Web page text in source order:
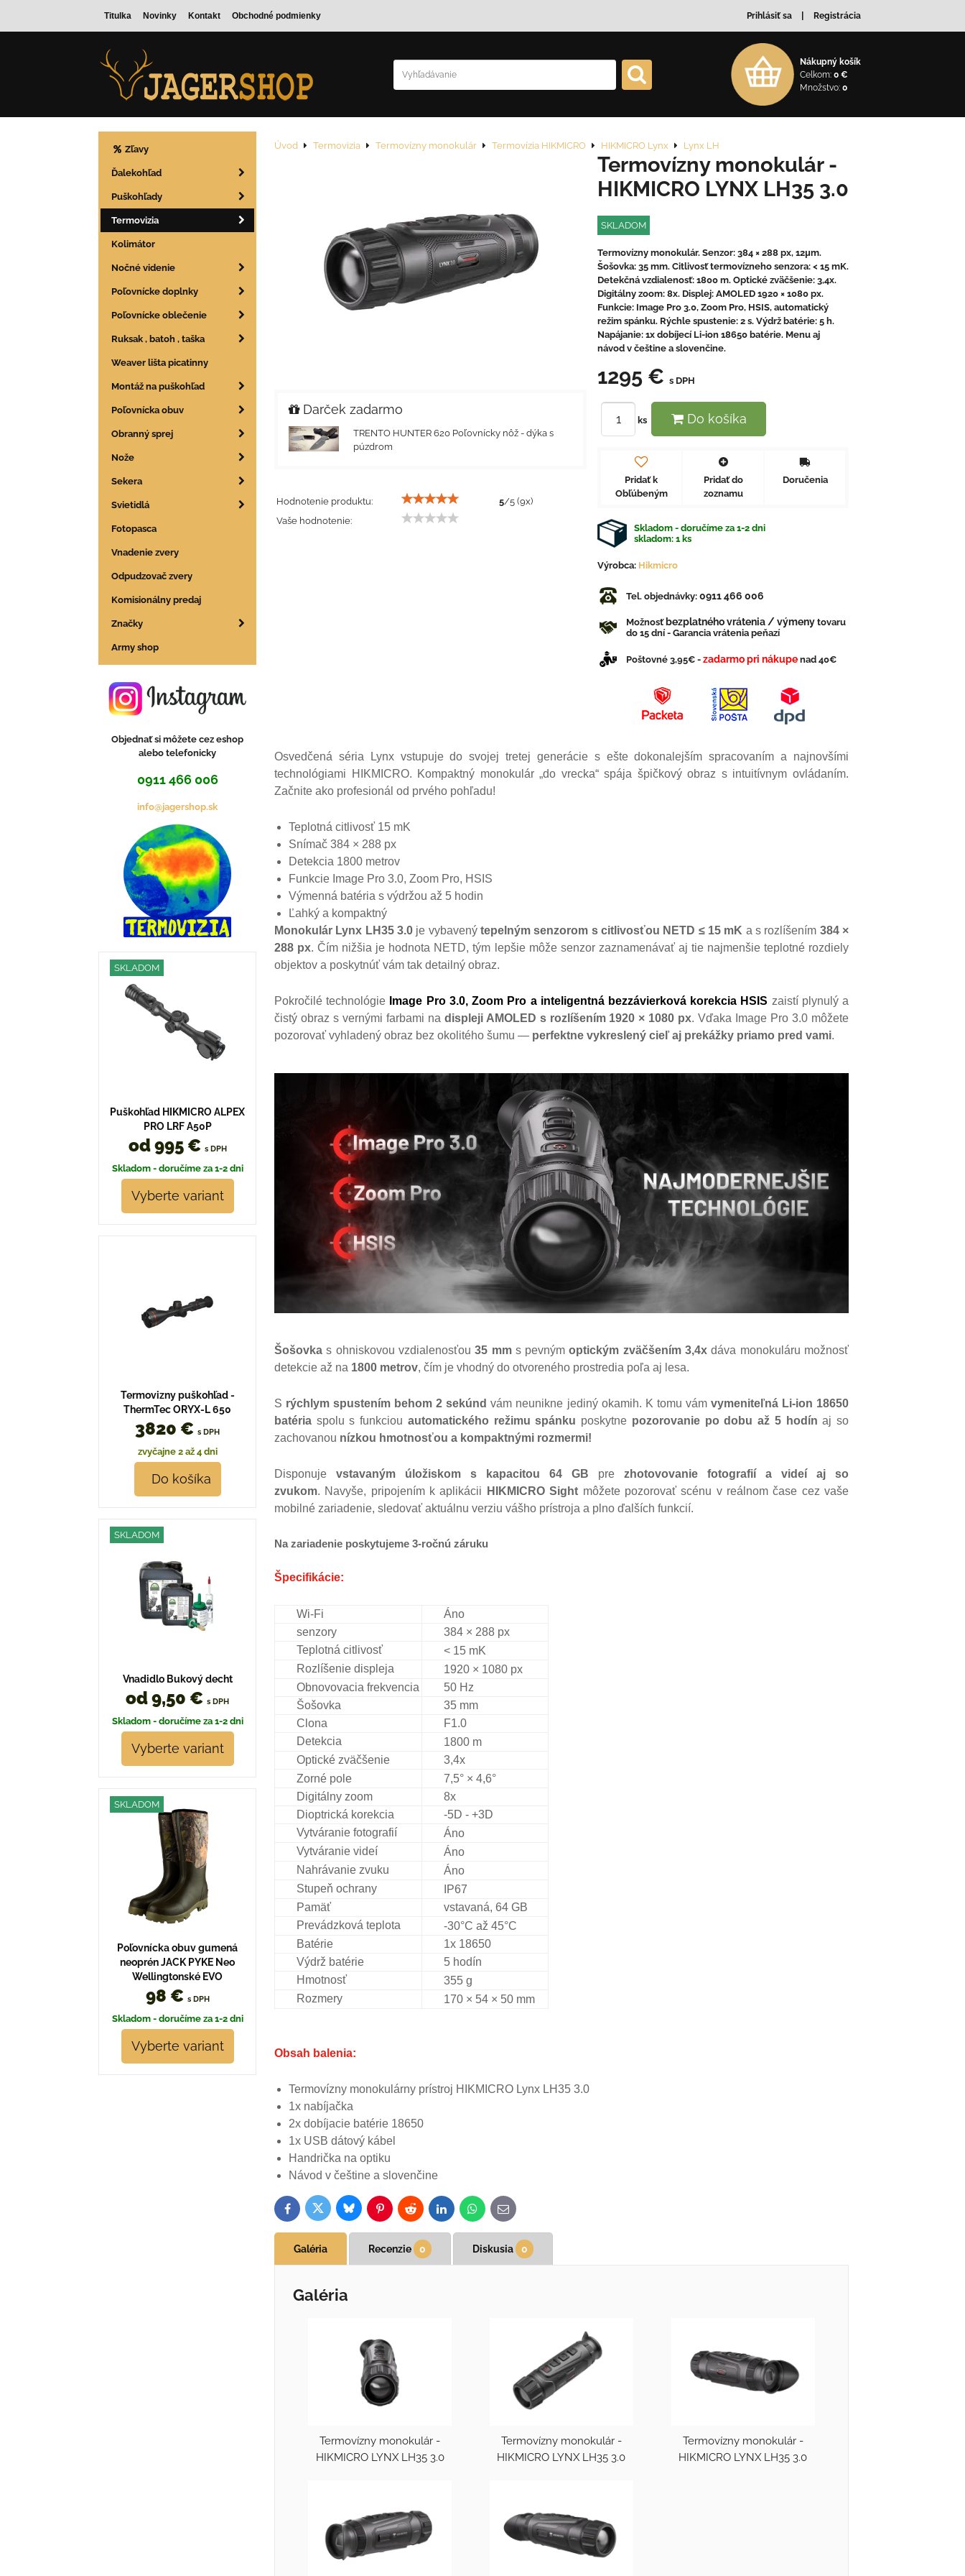
Titulka Novinky Kontakt Obchodné podmienky Prihlásiť sa Registrácia
Nákupný košík
Celkom: 0 €
Množstvo: 0
Úvod Termovizia Termovízny monokulár Termovízia HIKMICRO HIKMICRO Lynx Lynx LH
Darček zadarmo
TRENTO HUNTER 620 Poľovnícky nôž - dýka s
púzdrom
Hodnotenie produktu: 5/5 (9x)
Vaše hodnotenie:
Termovízny monokulár -
HIKMICRO LYNX LH35 3.0
SKLADOM
Termovízny monokulár. Senzor: 384 × 288 px, 12μm.
Šošovka: 35 mm. Citlivosť termovízneho senzora: < 15 mK.
Detekčná vzdialenosť: 1800 m. Optické zväčšenie: 3,4x.
Digitálny zoom: 8x. Displej: AMOLED 1920 × 1080 px.
Funkcie: Image Pro 3.0, Zoom Pro, HSIS, automatický
režim spánku. Rýchle spustenie: 2 s. Výdrž batérie: 5 h.
Napájanie: 1x dobíjecí Li-ion 18650 batérie. Menu aj
návod v češtine a slovenčine.
1295 € s DPH
ks Do košíka
Pridať k
Obľúbeným
Pridať do
zoznamu
Doručenia
Skladom - doručíme za 1-2 dni
skladom: 1ks
Výrobca: Hikmicro
Tel. objednávky: 0911 466 006
Možnosť bezplatného vrátenia / výmeny tovaru
do 15 dní - Garancia vrátenia peňazí
Poštovné 3,95€ - zadarmo pri nákupe nad 40€
Osvedčená séria Lynx vstupuje do svojej tretej generácie s ešte dokonalejším spracovaním a najnovšími
technológiami HIKMICRO. Kompaktný monokulár „do vrecka“ spája špičkový obraz s intuitívnym ovládaním.
Začnite ako profesionál od prvého pohľadu!
Teplotná citlivosť 15 mK
Snímač 384 × 288 px
Detekcia 1800 metrov
Funkcie Image Pro 3.0, Zoom Pro, HSIS
Výmenná batéria s výdržou až 5 hodin
Ľahký a kompaktný
Monokulár Lynx LH35 3.0 je vybavený tepelným senzorom s citlivosťou NETD ≤ 15 mK a s rozlíšením 384 ×
288 px. Čím nižšia je hodnota NETD, tým lepšie môže senzor zaznamenávať aj tie najmenšie teplotné rozdiely
objektov a poskytnúť vám tak detailný obraz.
Pokročilé technológie Image Pro 3.0, Zoom Pro a inteligentná bezzávierková korekcia HSIS zaistí plynulý a
čistý obraz s vernými farbami na displeji AMOLED s rozlíšením 1920 × 1080 px. Vďaka Image Pro 3.0 môžete
pozorovať vyhladený obraz bez okolitého šumu — perfektne vykreslený cieľ aj prekážky priamo pred vami.
Šošovka s ohniskovou vzdialenosťou35 mms pevnýmoptickým zväčšením 3,4x dáva monokuláru možnosť
detekcie až na 1800 metrov, čím je vhodný do otvoreného prostredia poľa aj lesa.
S rýchlym spustením behom 2 sekúnd vám neunikne jediný okamih. K tomu vám vymeniteľná Li-ion 18650
batéria spolu s funkciou automatického režimu spánku poskytne pozorovanie po dobu až 5 hodín aj so
zachovanou nízkou hmotnosťou a kompaktnými rozmermi!
Disponuje vstavaným úložiskom s kapacitou 64 GB pre zhotovovanie fotografií a videí aj so
zvukom. Navyše, pripojením k aplikácii HIKMICRO Sight môžete pozorovať scénu v reálnom čase cez vaše
mobilné zariadenie, sledovať aktuálnu verziu vášho prístroja a plno ďalších funkcií.
Na zariadenie poskytujeme 3-ročnú záruku
Špecifikácie:
Wi-Fi
Áno
senzory
384 × 288 px
Teplotná citlivosť
< 15 mK
Rozlíšenie displeja
1920 × 1080 px
Obnovovacia frekvencia
50 Hz
Šošovka
35 mm
Clona
F1.0
Detekcia
1800 m
Optické zväčšenie
3,4x
Zorné pole
7,5° × 4,6°
Digitálny zoom
8x
Dioptrická korekcia
-5D - +3D
Vytváranie fotografií
Áno
Vytváranie videí
Áno
Nahrávanie zvuku
Áno
Stupeň ochrany
IP67
Pamäť
vstavaná, 64 GB
Prevádzková teplota
-30°C až 45°C
Batérie
1x 18650
Výdrž batérie
5 hodín
Hmotnosť
355 g
Rozmery
170 × 54 × 50 mm
Obsah balenia:
Termovízny monokulárny prístroj HIKMICRO Lynx LH35 3.0
1x nabíjačka
2x dobíjacie batérie 18650
1x USB dátový kábel
Handrička na optiku
Návod v češtine a slovenčine
FacebookTwitterBlueskyPinterestReddit LinkedInWhatsApp
E-
mail
Galéria Recenzie 0 Diskusia 0
Galéria
Termovízny monokulár -
HIKMICRO LYNX LH35 3.0
Termovízny monokulár -
HIKMICRO LYNX LH35 3.0
Termovízny monokulár -
HIKMICRO LYNX LH35 3.0
Zľavy
Ďalekohľad
Puškohľady
Termovizia
Kolimátor
Nočné videnie
Poľovnícke doplnky
Poľovnícke oblečenie
Ruksak , batoh , taška
Weaver lišta picatinny
Montáž na puškohľad
Poľovnícka obuv
Obranný sprej
Nože
Sekera
Svietidlá
Fotopasca
Vnadenie zvery
Odpudzovač zvery
Komisionálny predaj
Značky
Army shop
Objednať si môžete cez eshop
alebo telefonicky
0911 466 006
info@jagershop.sk
SKLADOM
Puškohľad HIKMICRO ALPEX
PRO LRF A50P
od 995 € s DPH
Skladom - doručíme za 1-2 dni
Vyberte variant
Termovizny puškohľad -
ThermTec ORYX-L 650
3820 € s DPH
zvyčajne 2 až 4 dni
Do košíka
SKLADOM
Vnadidlo Bukový decht
od 9,50 € s DPH
Skladom - doručíme za 1-2 dni
Vyberte variant
SKLADOM
Poľovnícka obuv gumená
neoprén JACK PYKE Neo
Wellingtonské EVO
98 € s DPH
Skladom - doručíme za 1-2 dni
Vyberte variant